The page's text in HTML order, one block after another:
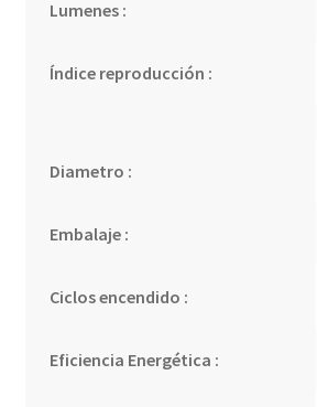
Lumenes :
Índice reproducción :
Diametro :
Embalaje :
Ciclos encendido :
Eficiencia Energética :